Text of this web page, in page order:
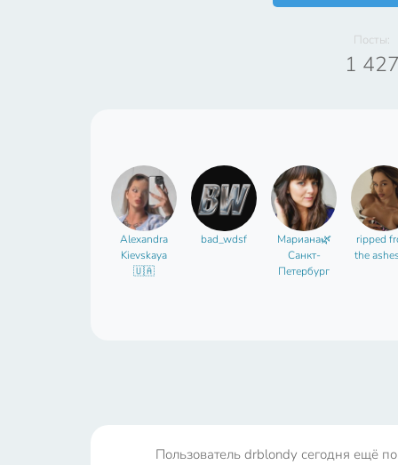
Посты:
1
Alexandra
Kievskaya
🇺🇦
bad_wdsf
Мариана🌿
Санкт-
Петербург
ripped
the
Пользователь drblondy сегодня ещё